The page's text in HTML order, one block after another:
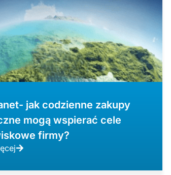
jak codzienne zakupy
mogą wspierać cele
firmy?